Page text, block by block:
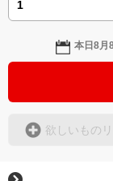
本日8月
欲しいもの